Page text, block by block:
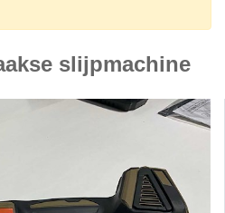
slijpmachine